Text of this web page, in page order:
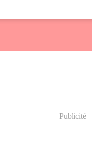
Publicité